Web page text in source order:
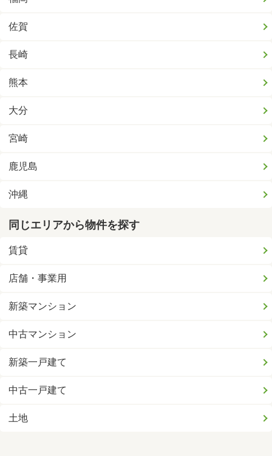
佐賀
長崎
熊本
大分
宮崎
鹿児島
沖縄
同じエリアから物件を探す
賃貸
店舗・事業用
新築マンション
中古マンション
新築一戸建て
中古一戸建て
土地